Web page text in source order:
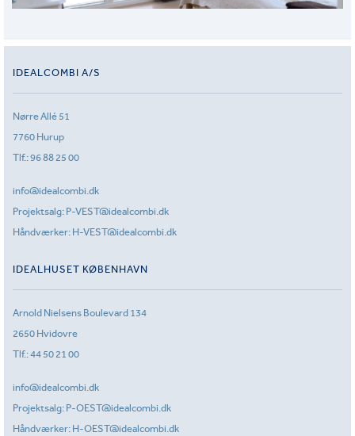
IDEALCOMBI A/S
Nørre Allé 51
7760 Hurup
Tlf.:96 88 25 00
info@idealcombi.dk
Projektsalg: P-VEST@idealcombi.dk
Håndværker: H-VEST@idealcombi.dk
IDEALHUSET KØBENHAVN
Arnold Nielsens Boulevard 134
2650 Hvidovre
Tlf.:44 50 21 00
info@idealcombi.dk
Projektsalg: P-OEST@idealcombi.dk
Håndværker: H-OEST@idealcombi.dk